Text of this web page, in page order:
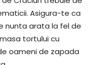
Asigura-te ca
nunta arata la fel de
tortului cu
oameni de zapada